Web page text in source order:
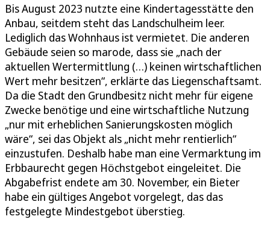
Bis August 2023 nutzte eine Kindertagesstätte den
Anbau, seitdem steht das Landschulheim leer.
Lediglich das Wohnhaus ist vermietet. Die anderen
Gebäude seien so marode, dass sie „nach der
aktuellen Wertermittlung (…) keinen wirtschaftlichen
Wert mehr besitzen“, erklärte das Liegenschaftsamt.
Da die Stadt den Grundbesitz nicht mehr für eigene
Zwecke benötige und eine wirtschaftliche Nutzung
„nur mit erheblichen Sanierungskosten möglich
wäre“, sei das Objekt als „nicht mehr rentierlich“
einzustufen. Deshalb habe man eine Vermarktung im
Erbbaurecht gegen Höchstgebot eingeleitet. Die
Abgabefrist endete am 30. November, ein Bieter
habe ein gültiges Angebot vorgelegt, das das
festgelegte Mindestgebot überstieg.